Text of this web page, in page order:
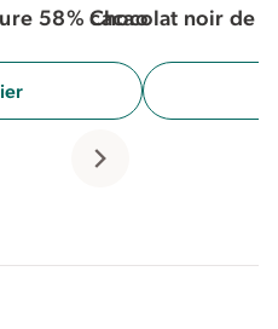
58% cacao
Chocolat noir de